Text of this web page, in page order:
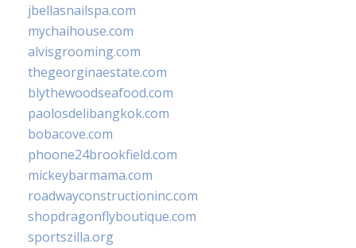
jbellasnailspa.com
mychaihouse.com
alvisgrooming.com
thegeorginaestate.com
blythewoodseafood.com
paolosdelibangkok.com
bobacove.com
phoone24brookfield.com
mickeybarmama.com
roadwayconstructioninc.com
shopdragonflyboutique.com
sportszilla.org